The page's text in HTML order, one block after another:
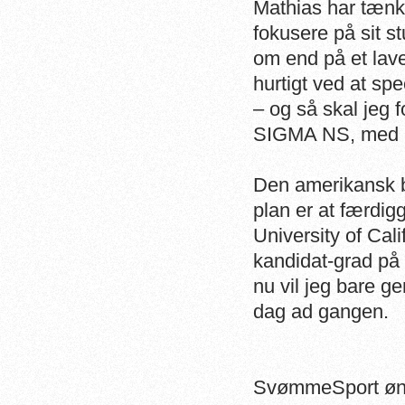
Mathias har
fokusere på sit
om end på et
hurtigt ved at
– og så skal jeg
SIGMA NS,
Den amerikansk
plan er at
University of
kandidat-grad
nu vil jeg bare
dag ad gangen.
SvømmeSport